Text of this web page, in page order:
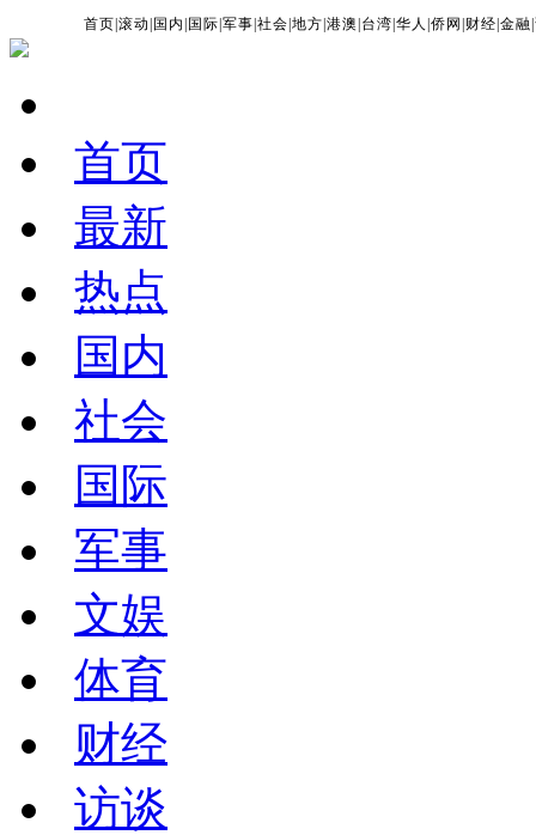
首页 |滚动 国内 国际 |军事 |社会 |地方 |港澳 台湾 |华人 |侨网 财经 |金融 |
首页
最新
热点
国内
社会
国际
军事
文娱
体育
财经
访谈